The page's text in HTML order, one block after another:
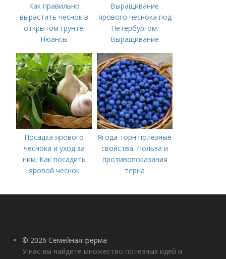
Как правильно
вырастить чеснок в
открытом грунте.
Нюансы
озимого чеснока
Выращивание
ярового чеснока под
Петербургом.
Выращивание
важных моментов
Посадка ярового
чеснока и уход за
ним. Как посадить
яровой чеснок
Ягода торн полезные
свойства. Польза и
противопоказания
терна
© 2026 Семейная ферма
У нас вы найдете множество полезных идей и